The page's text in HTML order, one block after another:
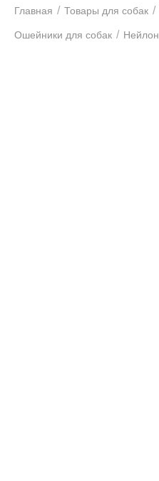
Главная / Товары для собак /
Ошейники для собак / Нейлон